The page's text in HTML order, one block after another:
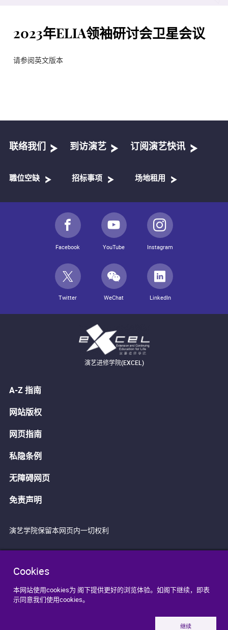
Cookies
本网站使用cookies为 阁下提供更好的浏览体验。如阁下继续，即表
示同意我们使用cookies。
继续
2023年ELIA领袖研讨会卫星会议
请参阅英文版本
联络我们 到访演艺 订阅演艺快讯
職位空缺 招标事项 场地租用
Facebook YouTube Instagram
Twitter WeChat LinkedIn
演艺进修学院(EXCEL)
A-Z 指南
网站版权
网页指南
私隐条例
无障碍网页
免责声明
演艺学院保留本网页内一切权利